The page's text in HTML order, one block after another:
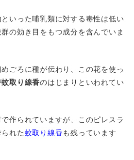
いった哺乳類に対する毒性は低い
の効き目をもつ成分を含んでいま
ごろに種が伝わり、この花を使っ
蚊取り線香のはじまりといわれてい
作られていますが、このピレスラ
れた蚊取り線香も残っています